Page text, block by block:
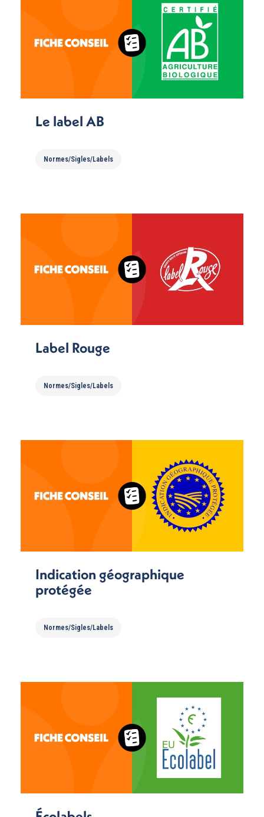
Le label AB
Normes/Sigles/Labels
Label Rouge
Normes/Sigles/Labels
Indication géographique
protégée
Normes/Sigles/Labels